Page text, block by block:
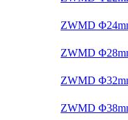
ZWMD
ZWMD
ZWMD
ZWMD